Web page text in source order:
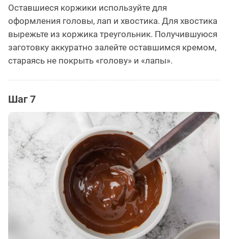
Оставшиеся коржики используйте для
оформления головы, лап и хвостика. Для хвостика
вырежьте из коржика треугольник. Получившуюся
заготовку аккуратно залейте оставшимся кремом,
стараясь не покрыть «голову» и «лапы».
Шаг 7